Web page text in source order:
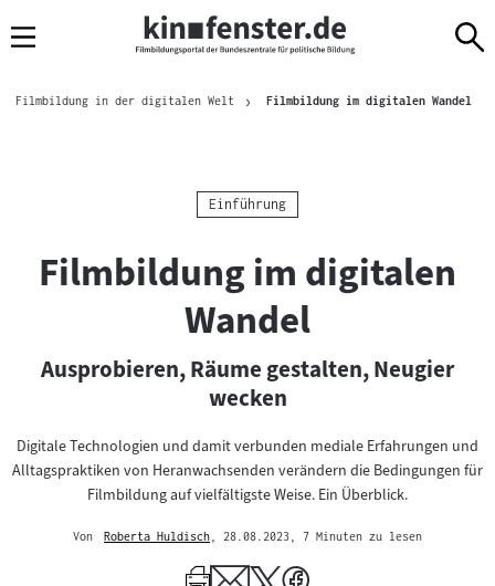
Navigation
zum
zur
amBrotkrümelnavigation
Filmbildung in der digitalen Welt Filmbildung im digitalen Wandel
Kategorie:
Einführung
Filmbildung im digitalen
Wandel
Ausprobieren, Räume gestalten, Neugier
wecken
Digitale Technologien und damit verbunden mediale Erfahrungen und
Alltagspraktiken von Heranwachsenden verändern die Bedingungen für
Filmbildung auf vielfältigste Weise. Ein Überblick.
Von
Roberta Huldisch
Author
, 28.08.2023 , 7 Minuten zu lesen